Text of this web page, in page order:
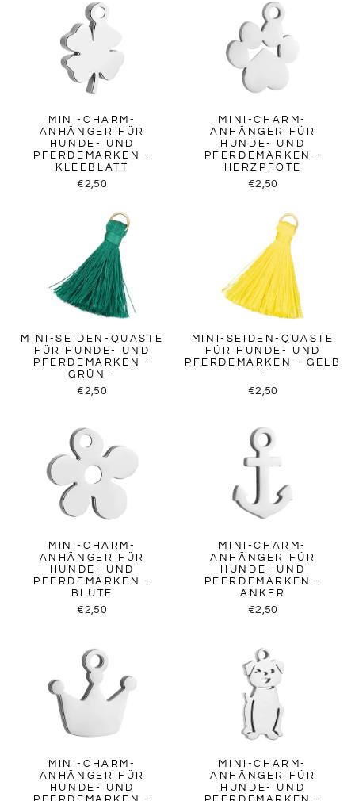
MINI-CHARM-
ANHÄNGER FÜR
HUNDE- UND
PFERDEMARKEN -
KLEEBLATT
€2,50
MINI-CHARM-
ANHÄNGER FÜR
HUNDE- UND
PFERDEMARKEN -
HERZPFOTE
€2,50
MINI-SEIDEN-QUASTE
FÜR HUNDE- UND
PFERDEMARKEN -
GRÜN -
€2,50
MINI-SEIDEN-QUASTE
FÜR HUNDE- UND
PFERDEMARKEN - GELB
-
€2,50
MINI-CHARM-
ANHÄNGER FÜR
HUNDE- UND
PFERDEMARKEN -
BLÜTE
€2,50
MINI-CHARM-
ANHÄNGER FÜR
HUNDE- UND
PFERDEMARKEN -
ANKER
€2,50
MINI-CHARM-
ANHÄNGER FÜR
HUNDE- UND
MINI-CHARM-
ANHÄNGER FÜR
HUNDE- UND